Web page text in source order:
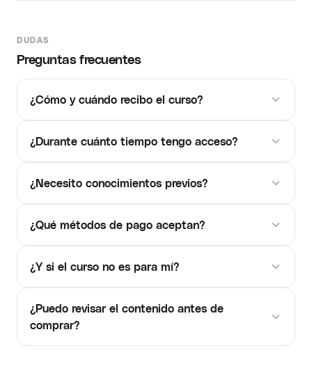
DUDAS
Preguntas frecuentes
¿Cómo y cuándo recibo el curso?
¿Durante cuánto tiempo tengo acceso?
¿Necesito conocimientos previos?
¿Qué métodos de pago aceptan?
¿Y si el curso no es para mí?
¿Puedo revisar el contenido antes de
comprar?